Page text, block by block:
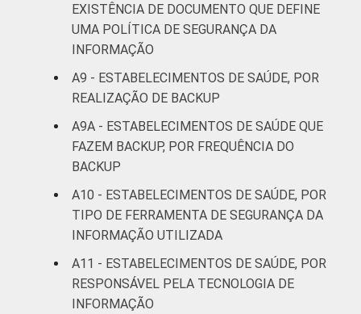
EXISTÊNCIA DE DOCUMENTO QUE DEFINE
UMA POLÍTICA DE SEGURANÇA DA
INFORMAÇÃO
A9 - ESTABELECIMENTOS DE SAÚDE, POR
REALIZAÇÃO DE BACKUP
A9A - ESTABELECIMENTOS DE SAÚDE QUE
FAZEM BACKUP, POR FREQUÊNCIA DO
BACKUP
A10 - ESTABELECIMENTOS DE SAÚDE, POR
TIPO DE FERRAMENTA DE SEGURANÇA DA
INFORMAÇÃO UTILIZADA
A11 - ESTABELECIMENTOS DE SAÚDE, POR
RESPONSÁVEL PELA TECNOLOGIA DE
INFORMAÇÃO